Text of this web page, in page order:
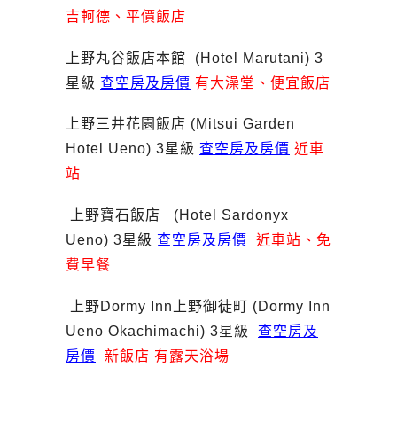
吉軻德、平價飯店
上野丸谷飯店本館 (Hotel Marutani) 3
星級 查空房及房價 有大澡堂、便宜飯店
上野三井花園飯店 (Mitsui Garden
Hotel Ueno) 3星級 查空房及房價 近車
站
上野寶石飯店 (Hotel Sardonyx
Ueno) 3星級 查空房及房價 近車站、 免
費早餐
上野Dormy Inn上野御徒町 (Dormy Inn
Ueno Okachimachi) 3星級 查空房及
房價
新飯店 有露天浴場